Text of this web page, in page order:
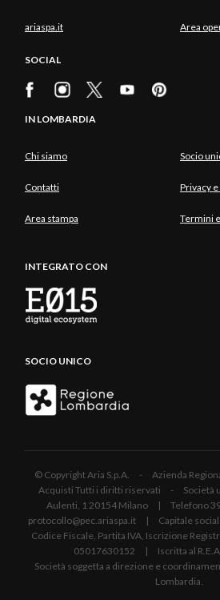
ariaspa.it Area
SOCIAL
IN LOMBARDIA
Chi siamo Socio
Contatti Privacy
Area stampa Termini
INTEGRATO CON
SOCIO UNICO
© Copyright Aria S.p.A. - Azienda
Acquisti Tutti i diritti riservati - Società
Aulenti, 1 20154 Milano | Telefono
protocollo@pec.ariaspa.it | Capitale
Codice Fiscale, Partita IVA, Iscrizione
05017630152 | Iscritta al
Società soggetta a direzione e
Lombardia.